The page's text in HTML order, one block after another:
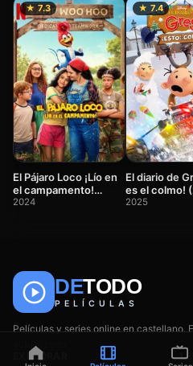
★ 7.3
El Pájaro Loco ¡Lío en
el campamento!
(2024)
2024
★ 7.4
El diario de
es el colmo!
2025
DETODO
PELÍCULAS
Películas y series online en castellano.
actualizado.
EXPLORAR